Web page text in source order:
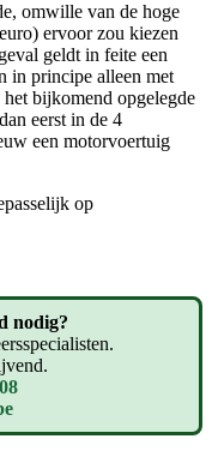
omwille van de hoge
ervoor zou kiezen
geldt in feite een
in principe alleen met
bijkomend opgelegde
eerst in de 4
een motorvoertuig
op
nodig?